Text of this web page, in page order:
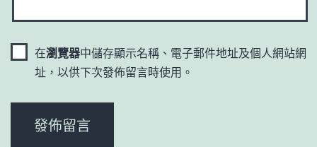
在瀏覽器中儲存顯示名稱、電子郵件地址及個人網站網
址，以供下次發佈留言時使用。